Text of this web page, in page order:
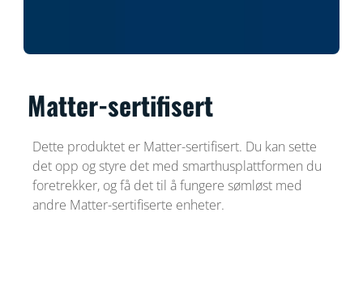
Matter-sertifisert
Dette produktet er Matter-sertifisert. Du kan sette
det opp og styre det med smarthusplattformen du
foretrekker, og få det til å fungere sømløst med
andre Matter-sertifiserte enheter.